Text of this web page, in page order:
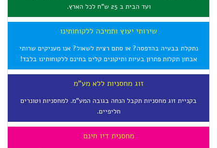
ועד הבית ב 25 ש"ח לכל הארץ.
שירותי יעוץ ותמיכה ללקוחותינו
נתקלת בבעיה בהדפסה? או סתם רצית לשאול? אנו מעניקים שרותי
אבחון תקלות פתרון בעיות ותיקונים קלים בחינם ללקוחותינו בלבד!
זוג מחסניות ללא מע"מ
בקניית זוג מחסניות תקבל הנחה בגובה המע"מ. למחסניות וטונרים
חליפיים.
מחסנית דיו חינם